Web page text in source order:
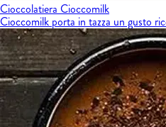
Cioccolatiera Cioccomilk
Cioccomilk porta in tazza un gusto